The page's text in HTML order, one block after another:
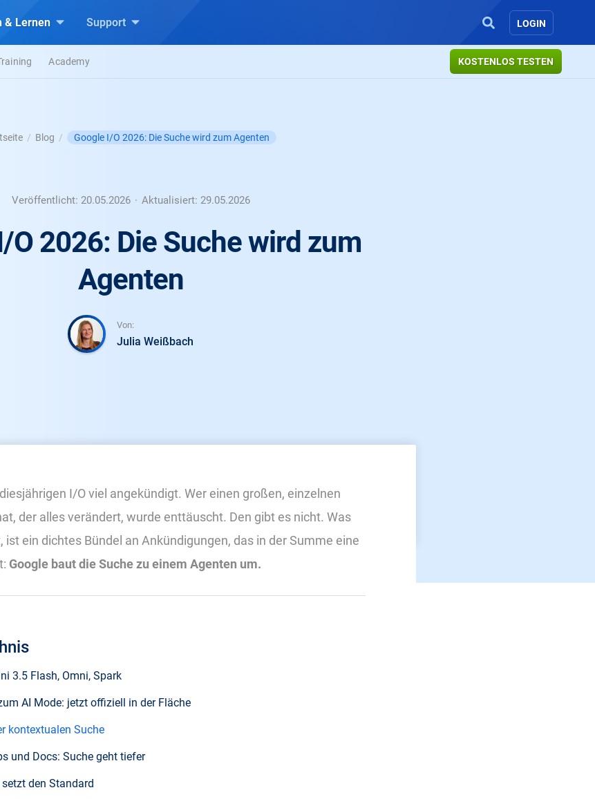
& Lernen Support LOGIN
KOSTENLOS TESTEN
Academy
/ Blog / Google I/O 2026: Die Suche wird zum Agenten
Veröffentlicht: 20.05.2026 · Aktualisiert: 29.05.2026
O 2026: Die Suche wird zum
Agenten
Von:
Julia Weißbach
I/O viel angekündigt. Wer einen großen, einzelnen
der alles verändert, wurde enttäuscht. Den gibt es nicht. Was
ist ein dichtes Bündel an Ankündigungen, das in der Summe eine
Google baut die Suche zu einem Agenten um.
3.5 Flash, Omni, Spark
AI Mode: jetzt offiziell in der Fläche
kontextualen Suche
und Docs: Suche geht tiefer
den Standard